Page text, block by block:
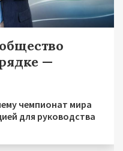
—
чемпионат мира
для руководства